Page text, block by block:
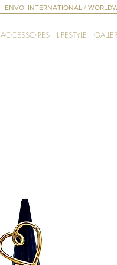
ENVOI INTERNATIONAL /
ACCESSOIRES LIFESTYLE